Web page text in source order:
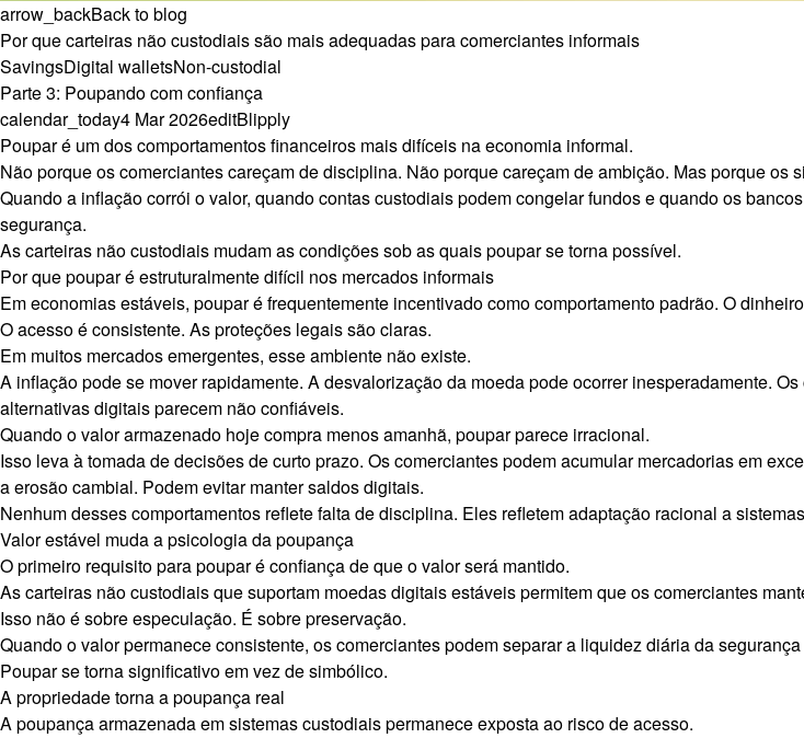
arrow_backBack to blog
Por que carteiras não custodiais são mais adequadas para comerciantes informais
SavingsDigital walletsNon-custodial
Parte 3: Poupando com confiança
calendar_today4 Mar 2026editBlipply
Poupar é um dos comportamentos financeiros mais difíceis na economia informal.
Não porque os comerciantes careçam de disciplina. Não porque careçam de ambição. Mas porque
Quando a inflação corrói o valor, quando contas custodiais podem congelar fundos e quando os
segurança.
As carteiras não custodiais mudam as condições sob as quais poupar se torna possível.
Por que poupar é estruturalmente difícil nos mercados informais
Em economias estáveis, poupar é frequentemente incentivado como comportamento padrão. O
O acesso é consistente. As proteções legais são claras.
Em muitos mercados emergentes, esse ambiente não existe.
A inflação pode se mover rapidamente. A desvalorização da moeda pode ocorrer inesperadamente.
alternativas digitais parecem não confiáveis.
Quando o valor armazenado hoje compra menos amanhã, poupar parece irracional.
Isso leva à tomada de decisões de curto prazo. Os comerciantes podem acumular mercadorias em
a erosão cambial. Podem evitar manter saldos digitais.
Nenhum desses comportamentos reflete falta de disciplina. Eles refletem adaptação racional a
Valor estável muda a psicologia da poupança
O primeiro requisito para poupar é confiança de que o valor será mantido.
As carteiras não custodiais que suportam moedas digitais estáveis permitem que os comerciantes
Isso não é sobre especulação. É sobre preservação.
Quando o valor permanece consistente, os comerciantes podem separar a liquidez diária da
Poupar se torna significativo em vez de simbólico.
A propriedade torna a poupança real
A poupança armazenada em sistemas custodiais permanece exposta ao risco de acesso.